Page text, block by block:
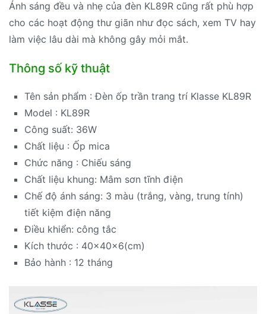
Ánh sáng đều và nhẹ của đèn KL89R cũng rất phù hợp
cho các hoạt động thư giãn như đọc sách, xem TV hay
làm việc lâu dài mà không gây mỏi mắt.
Thông số kỹ thuật
Tên sản phẩm : Đèn ốp trần trang trí Klasse KL89R
Model : KL89R
Công suất: 36W
Chất liệu : Ốp mica
Chức năng : Chiếu sáng
Chất liệu khung: Mâm sơn tĩnh điện
Chế độ ánh sáng: 3 màu (trắng, vàng, trung tính)
tiết kiệm điện năng
Điều khiển: công tắc
Kích thước : 40x40x6(cm)
Bảo hành : 12 tháng